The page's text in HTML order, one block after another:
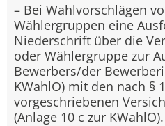
– Bei Wahlvorschlägen
Wählergruppen eine
Niederschrift über die
oder Wählergruppe zur
Bewerbers/der
KWahlO) mit den nach §
vorgeschriebenen
(Anlage 10 c zur